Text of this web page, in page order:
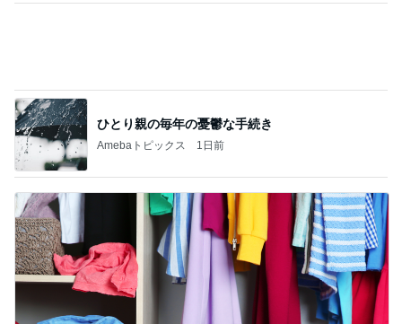
できないことを認めると変わる片付け
Amebaトピックス
記事を読む
美奈代 夫と次男 長男は衣装探し
Amebaトピックス 1日前